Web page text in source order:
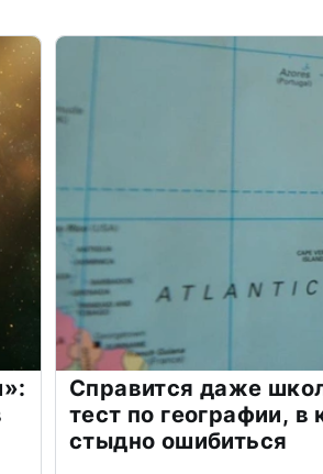
Справится даже
тест по географии, в
стыдно ошибиться